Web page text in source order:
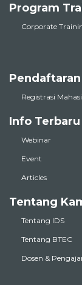
Program
Corporate
Pendaftaran
Registrasi
Info Terbaru
Webinar
Event
Articles
Tentang
Tentang IDS
Tentang BTEC
Dosen &